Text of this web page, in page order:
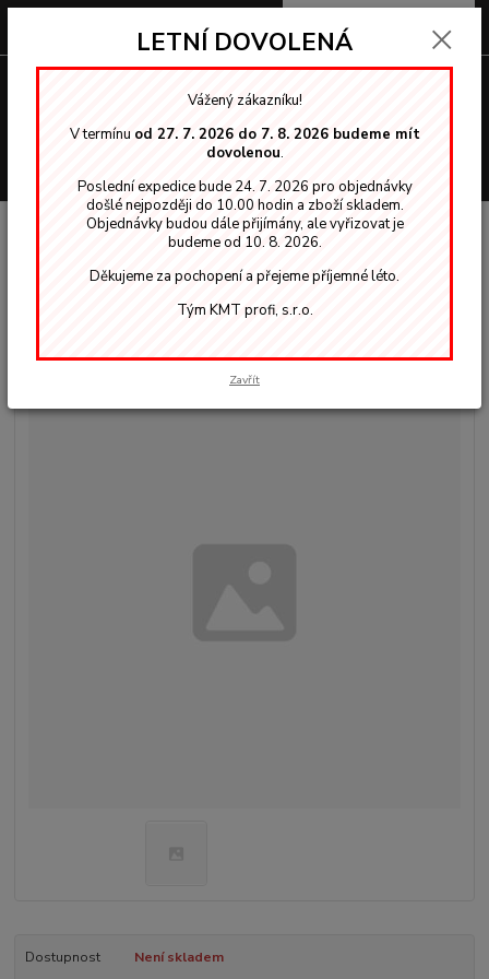
0,00 Kč
OSMO vosky, oleje Exteriér
701 Bezbarvý MAT - olejová lazura
701 Bezbarvý MAT - olejová
Dostupnost Není skladem
LETNÍ DOVOLENÁ
Vážený zákazníku!
V termínu od 27. 7. 2026 do 7. 8. 2026 budeme mít
dovolenou.
Poslední expedice bude 24. 7. 2026 pro objednávky
došlé nejpozději do 10.00 hodin a zboží skladem.
Objednávky budou dále přijímány, ale vyřizovat je
budeme od 10. 8. 2026.
Děkujeme za pochopení a přejeme příjemné léto.
Tým KMT profi, s.r.o.
Zavřít